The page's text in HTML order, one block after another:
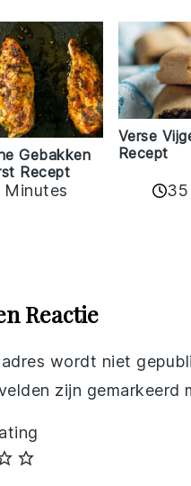
Gebakken
Recept
Verse
Recept
Reactie
wordt niet
zijn gemarkeerd